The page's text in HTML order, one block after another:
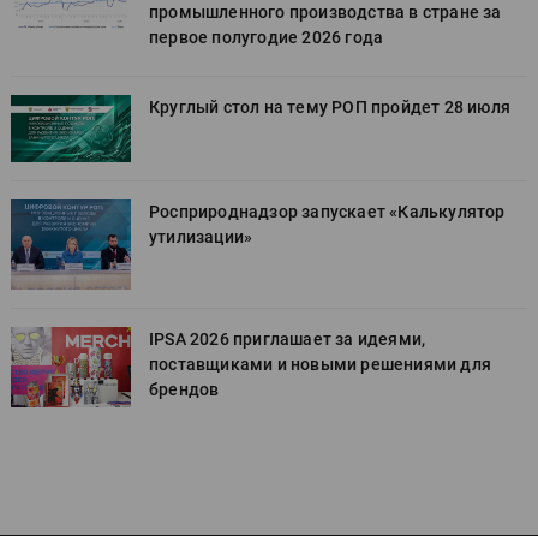
промышленного производства в стране за
первое полугодие 2026 года
Круглый стол на тему РОП пройдет 28 июля
Росприроднадзор запускает «Калькулятор
утилизации»
IPSA 2026 приглашает за идеями,
поставщиками и новыми решениями для
брендов